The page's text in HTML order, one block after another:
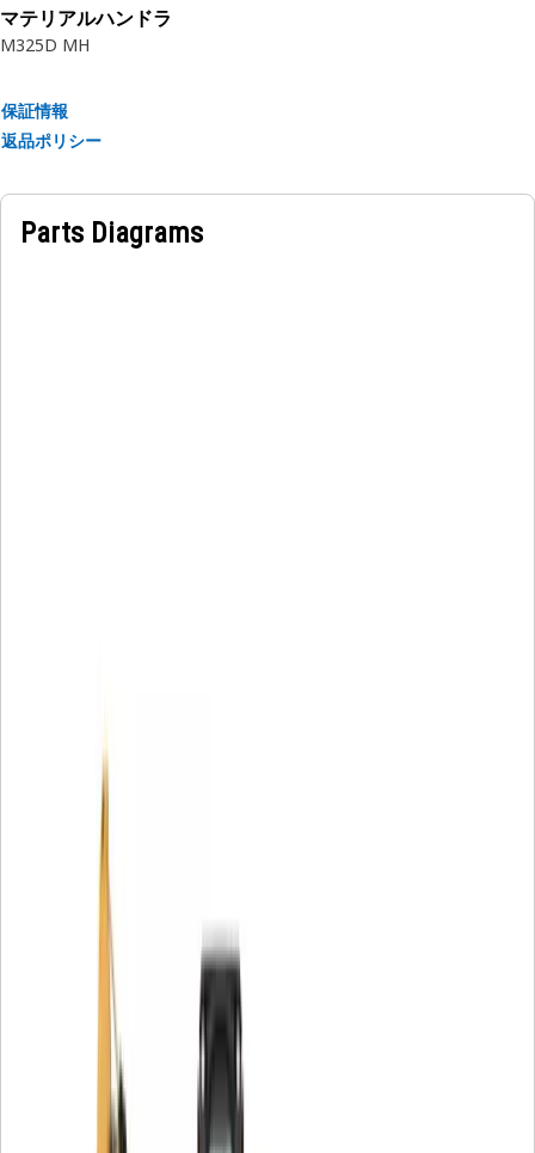
マテリアルハンドラ
M325D MH
保証情報
返品ポリシー
Parts Diagrams